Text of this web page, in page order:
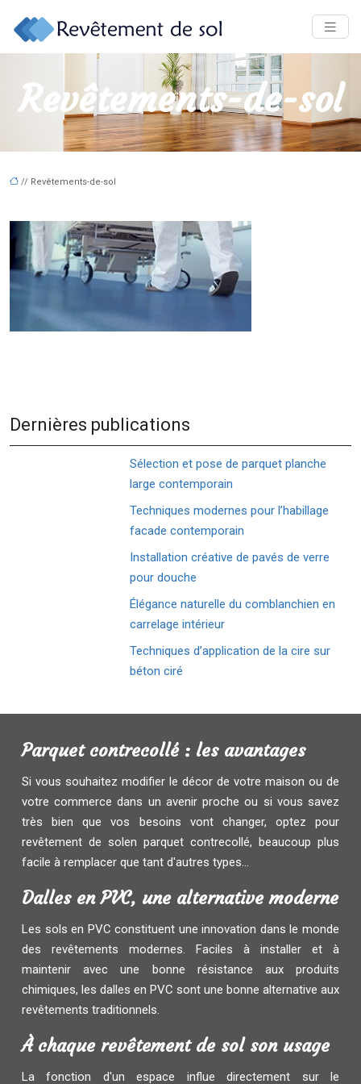
Revêtements-de-sol
// Revêtements-de-sol
Dernières publications
Sélection et pose de parquet planche
large contemporain
Techniques modernes pour l’habillage
facade contemporain
Installation créative de pavés de verre
pour douche
Élégance naturelle du comblanchien en
carrelage intérieur
Techniques d’application de la cire sur
béton ciré
Parquet contrecollé : les avantages
Si vous souhaitez modifier le décor de votre maison ou de
votre commerce dans un avenir proche ou si vous savez
très bien que vos besoins vont changer, optez pour
revêtement de solen parquet contrecollé, beaucoup plus
facile à remplacer que tant d'autres types...
Dalles en PVC, une alternative moderne
Les sols en PVC constituent une innovation dans le monde
des revêtements modernes. Faciles à installer et à
maintenir avec une bonne résistance aux produits
chimiques, les dalles en PVC sont une bonne alternative aux
revêtements traditionnels.
À chaque revêtement de sol son usage
La fonction d'un espace influe directement sur le